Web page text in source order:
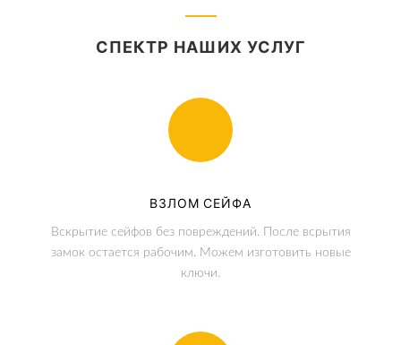
СПЕКТР НАШИХ УСЛУГ
ВЗЛОМ СЕЙФА
Вскрытие сейфов без повреждений. После всрытия
замок остается рабочим. Можем изготовить новые
ключи.